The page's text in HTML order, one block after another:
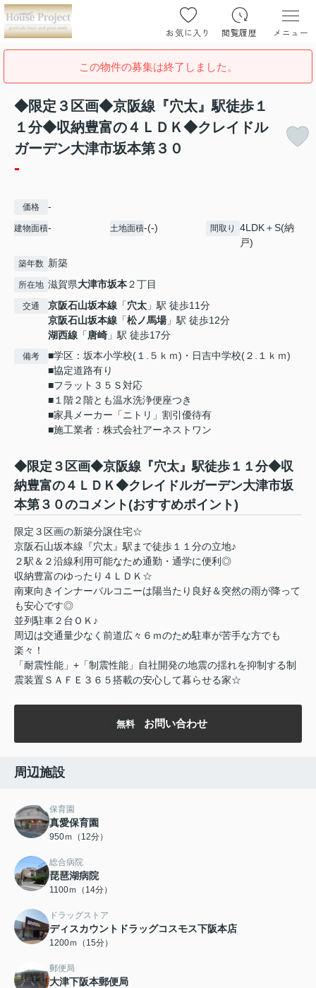
お気に入り 閲覧履歴 メニュー
この物件の募集は終了しました。
◆限定３区画◆京阪線『穴太』駅徒歩１
１分◆収納豊富の４ＬＤＫ◆クレイドル
ガーデン大津市坂本第３０
-
価格 -
建物面積- 土地面積-(-) 間取り
4LDK＋S(納
戸)
築年数 新築
所在地 滋賀県大津市坂本２丁目
交通 京阪石山坂本線 「穴太 」駅 徒歩11分
京阪石山坂本線 「松ノ馬場」駅 徒歩12分
湖西線 「唐崎 」駅 徒歩17分
備考
■学区：坂本小学校(１.５ｋｍ)・日吉中学校(２.１ｋｍ)
■協定道路有り
■フラット３５Ｓ対応
■１階２階とも温水洗浄便座つき
■家具メーカー「ニトリ」割引優待有
■施工業者：株式会社アーネストワン
◆限定３区画◆京阪線『穴太』駅徒歩１１分◆収
納豊富の４ＬＤＫ◆クレイドルガーデン大津市坂
本第３０のコメント(おすすめポイント)
限定３区画の新築分譲住宅☆
京阪石山坂本線『穴太』駅まで徒歩１１分の立地♪
２駅＆２沿線利用可能なため通勤・通学に便利◎
収納豊富のゆったり４ＬＤＫ☆
南東向きインナーバルコニーは陽当たり良好＆突然の雨が降って
も安心です◎
並列駐車２台ＯＫ♪
周辺は交通量少なく前道広々６ｍのため駐車が苦手な方でも
楽々！
「耐震性能」+「制震性能」自社開発の地震の揺れを抑制する制
震装置ＳＡＦＥ３６５搭載の安心して暮らせる家☆
無料 お問い合わせ
周辺施設
保育園
真愛保育園
950ｍ（12分）
総合病院
琵琶湖病院
1100ｍ（14分）
ドラッグストア
ディスカウントドラッグコスモス下阪本店
1200ｍ（15分）
郵便局
大津下阪本郵便局